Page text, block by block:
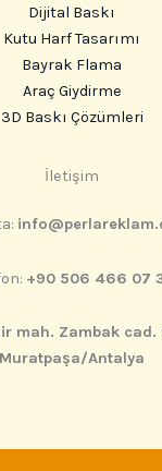
Dijital Baskı
Kutu Harf Tasarımı
Bayrak Flama
Araç Giydirme
3D Baskı Çözümleri
İletişim
+90 506 466 07
mah. Zambak cad.
Muratpaşa/Antalya